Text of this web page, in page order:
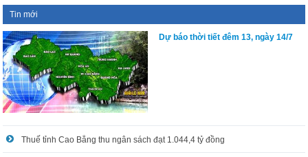
Tin mới
Dự báo thời tiết đêm 13, ngày 14/7
Thuế tỉnh Cao Bằng thu ngân sách đạt 1.044,4 tỷ đồng